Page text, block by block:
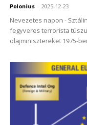
Polonius - 2025-12-23
Nevezetes napon -
fegyveres terrorista
olajminisztereket 1975-